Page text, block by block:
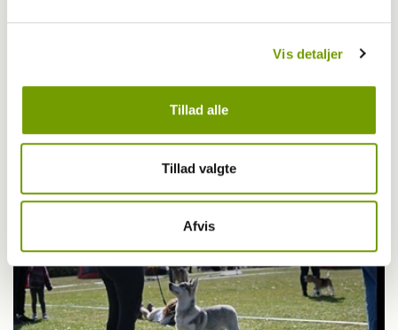
Vis detaljer
Tillad alle
Tillad valgte
Afvis
Pressemeddelelser
Dyk ned i det: Gør din hund til en glad